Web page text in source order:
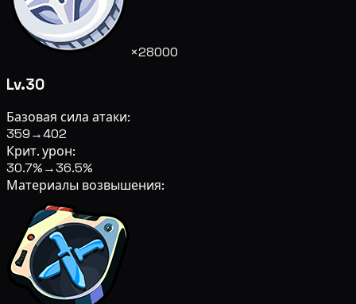
×28000
Lv.30
Базовая сила атаки:
359→402
Крит. урон:
30.7%→36.5%
Материалы возвышения: